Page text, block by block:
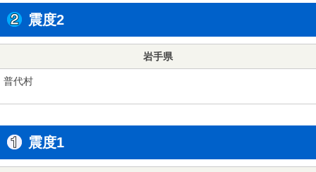
震度2
岩手県
普代村
震度1